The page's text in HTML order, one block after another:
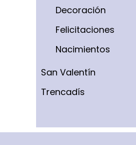
Decoración
Felicitaciones
Nacimientos
San Valentín
Trencadís